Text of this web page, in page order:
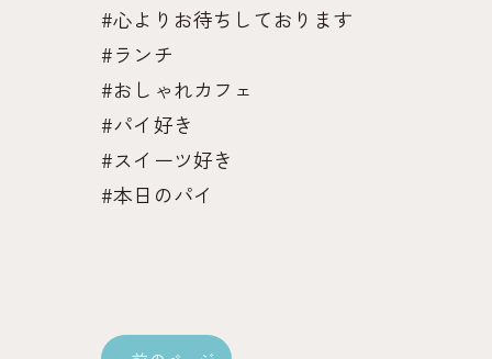
#心よりお待ちしております
#ランチ
#おしゃれカフェ
#パイ好き
#スイーツ好き
#本日のパイ